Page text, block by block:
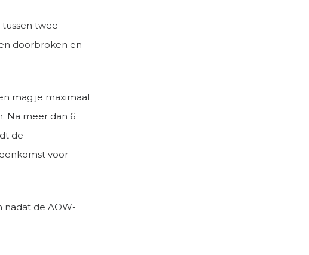
twee
doorbroken en
mag je maximaal
Na meer dan 6
de
voor
nadat de AOW-